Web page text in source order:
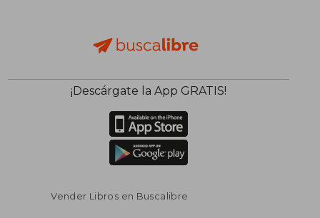
¡Descárgate la App GRATIS!
Vender Libros en Buscalibre